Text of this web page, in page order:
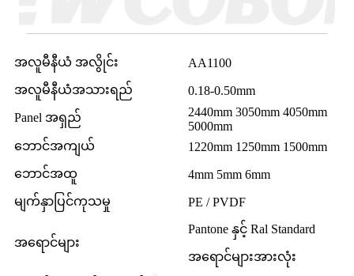
အလူမီနီယံ အလွိုင်း
AA1100
အလူမီနီယံအသားရည်
0.18-0.50mm
Panel အရှည်
2440mm 3050mm 4050mm
5000mm
ဘောင်အကျယ်
1220mm 1250mm 1500mm
ဘောင်အထူ
4mm 5mm 6mm
မျက်နှာပြင်ကုသမှု
PE / PVDF
အရောင်များ
Pantone နှင့် Ral Standard
အရောင်များအားလုံး